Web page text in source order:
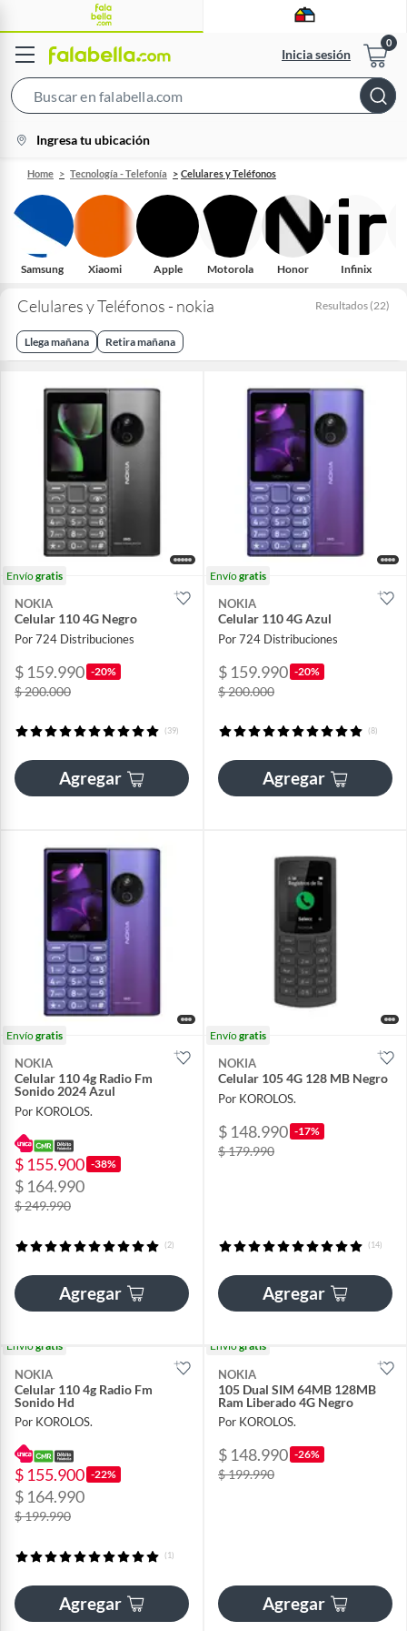
Inicia sesión
Bar
location-
icon
Ingresa tu ubicación
Home Tecnología - Telefonía Celulares y Teléfonos
Samsung Xiaomi Apple Motorola Honor Infinix
Celulares y Teléfonos - nokia Resultados (22)
Llega mañana Retira mañana
Envíogratis
NOKIA
Celular 110 4G Negro
Por 724 Distribuciones
$ 159.990 -20%
$ 200.000
(39)
Agregar
Envíogratis
NOKIA
Celular 110 4G Azul
Por 724 Distribuciones
$ 159.990 -20%
$ 200.000
(8)
Agregar
Envíogratis
NOKIA
Celular 110 4g Radio Fm
Sonido 2024 Azul
Por KOROLOS.
$ 155.900 -38%
$ 164.990
$ 249.990
(2)
Agregar
Envíogratis
NOKIA
Celular 105 4G 128 MB Negro
Por KOROLOS.
$ 148.990 -17%
$ 179.990
(14)
Agregar
Envíogratis
NOKIA
Celular 110 4g Radio Fm
Sonido Hd
Por KOROLOS.
$ 155.900 -22%
$ 164.990
$ 199.990
(1)
Agregar
Envíogratis
NOKIA
105 Dual SIM 64MB 128MB
Ram Liberado 4G Negro
Por KOROLOS.
$ 148.990 -26%
$ 199.990
Agregar